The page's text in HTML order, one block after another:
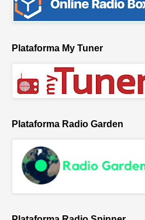
Plataforma My Tuner
Plataforma Radio Garden